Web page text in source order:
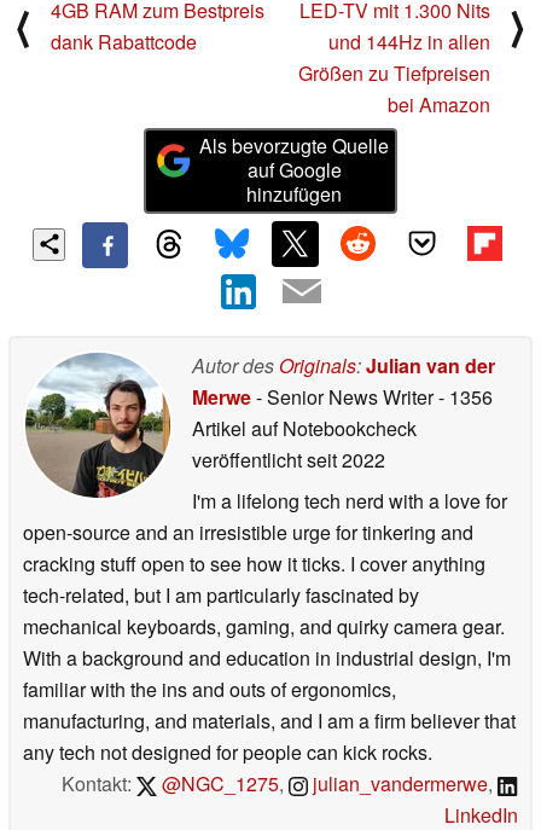
⟨
4GB RAM zum Bestpreis
dank Rabattcode
LED-TV mit 1.300 Nits
und 144Hz in allen
Größen zu Tiefpreisen
bei Amazon
⟩
Als bevorzugte Quelle
auf Google
hinzufügen
Autor des Originals:Julian van der
Merwe- Senior News Writer- 1356
Artikel auf Notebookcheck
veröffentlichtseit 2022
I'm a lifelong tech nerd with a love for
open-source and an irresistible urge for tinkering and
cracking stuff open to see how it ticks. I cover anything
tech-related, but I am particularly fascinated by
mechanical keyboards, gaming, and quirky camera gear.
With a background and education in industrial design, I'm
familiar with the ins and outs of ergonomics,
manufacturing, and materials, and I am a firm believer that
any tech not designed for people can kick rocks.
Kontakt:
@NGC_1275, julian_vandermerwe,
LinkedIn